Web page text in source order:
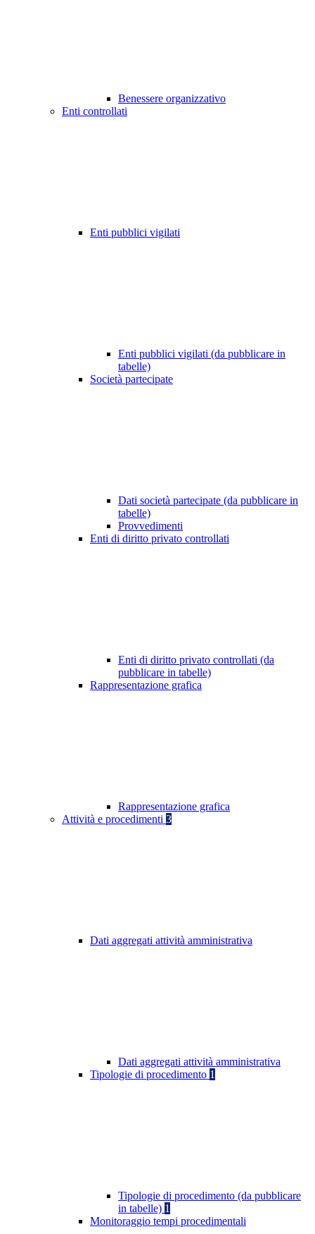
Benessere organizzativo
Enti controllati
Enti pubblici vigilati
Enti pubblici vigilati (da pubblicare in
tabelle)
Società partecipate
Dati società partecipate (da pubblicare in
tabelle)
Provvedimenti
Enti di diritto privato controllati
Enti di diritto privato controllati (da
pubblicare in tabelle)
Rappresentazione grafica
Rappresentazione grafica
Attività e procedimenti 3
Dati aggregati attività amministrativa
Dati aggregati attività amministrativa
Tipologie di procedimento 1
Tipologie di procedimento (da pubblicare
in tabelle) 1
Monitoraggio tempi procedimentali